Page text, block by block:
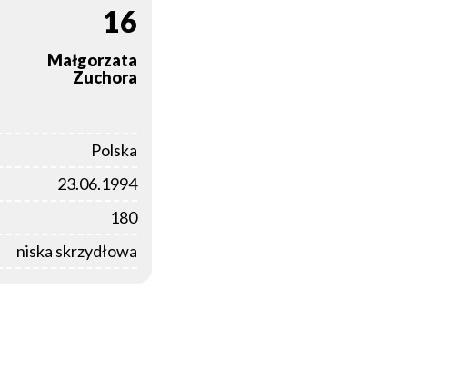
16
Małgorzata
Zuchora
Polska
23.06.1994
180
niska skrzydłowa